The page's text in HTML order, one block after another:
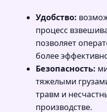
Удобство:
процесс
позволяет
более
Безопасность:
тяжелыми
травм и
производстве.